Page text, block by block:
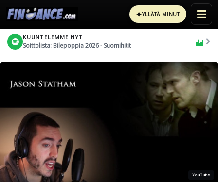
✦YLLÄTÄ MINUT
KUUNTELEMME NYT
Soittolista: Bilepoppia 2026 - Suomihitit
YouTube